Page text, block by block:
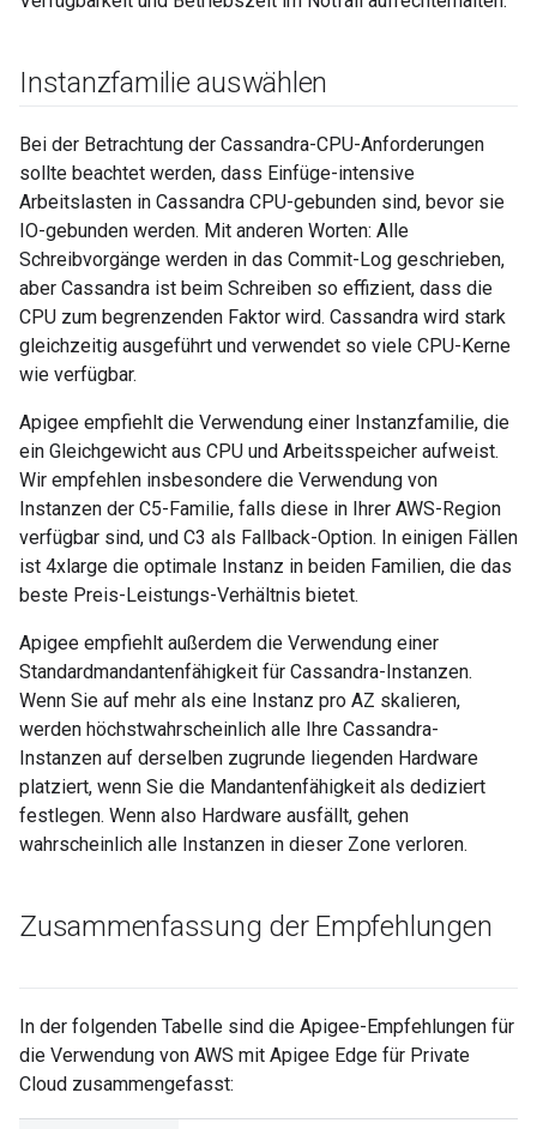
Instanzfamilie auswählen
Bei der Betrachtung der Cassandra-CPU-Anforderungen
sollte beachtet werden, dass Einfüge-intensive
Arbeitslasten in Cassandra CPU-gebunden sind, bevor sie
IO-gebunden werden. Mit anderen Worten: Alle
Schreibvorgänge werden in das Commit-Log geschrieben,
aber Cassandra ist beim Schreiben so effizient, dass die
CPU zum begrenzenden Faktor wird. Cassandra wird stark
gleichzeitig ausgeführt und verwendet so viele CPU-Kerne
wie verfügbar.
Apigee empfiehlt die Verwendung einer Instanzfamilie, die
ein Gleichgewicht aus CPU und Arbeitsspeicher aufweist.
Wir empfehlen insbesondere die Verwendung von
Instanzen der C5-Familie, falls diese in Ihrer AWS-Region
verfügbar sind, und C3 als Fallback-Option. In einigen Fällen
ist 4xlarge die optimale Instanz in beiden Familien, die das
beste Preis-Leistungs-Verhältnis bietet.
Apigee empfiehlt außerdem die Verwendung einer
Standardmandantenfähigkeit für Cassandra-Instanzen.
Wenn Sie auf mehr als eine Instanz pro AZ skalieren,
werden höchstwahrscheinlich alle Ihre Cassandra-
Instanzen auf derselben zugrunde liegenden Hardware
platziert, wenn Sie die Mandantenfähigkeit als dediziert
festlegen. Wenn also Hardware ausfällt, gehen
wahrscheinlich alle Instanzen in dieser Zone verloren.
Zusammenfassung der Empfehlungen
In der folgenden Tabelle sind die Apigee-Empfehlungen für
die Verwendung von AWS mit Apigee Edge für Private
Cloud zusammengefasst: